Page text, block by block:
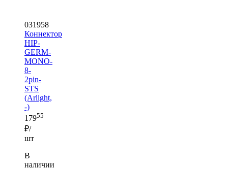
031958
Коннектор
HIP-
GERM-
MONO-
8-
2pin-
STS
(Arlight,
-)
17955
₽/
шт
В
наличии